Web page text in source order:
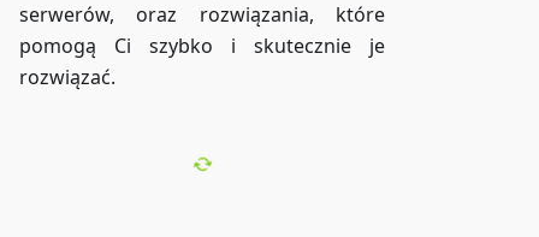
serwerów, oraz rozwiązania, które
pomogą Ci szybko i skutecznie je
rozwiązać.